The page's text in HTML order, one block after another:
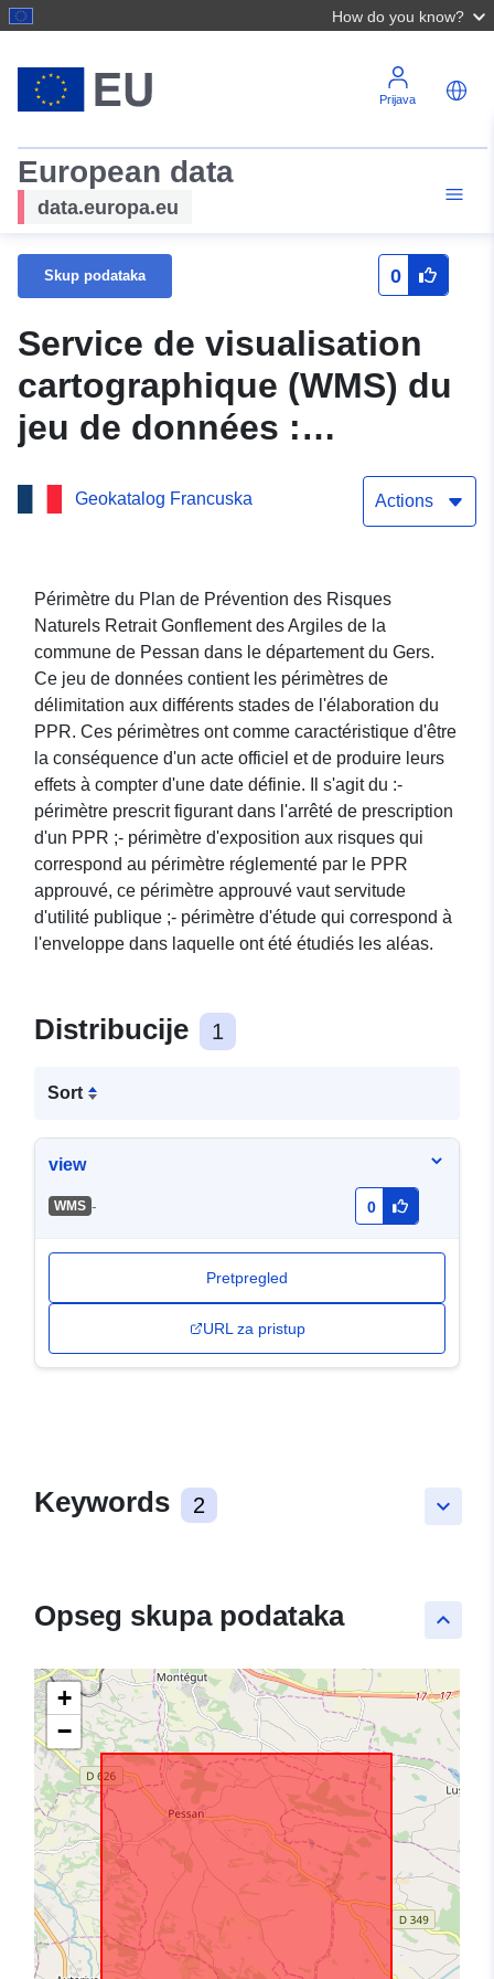
How do you know?
Prijava
European data
data.europa.eu
Skup podataka 0
Service de visualisation
cartographique (WMS) du
jeu de données :
Geokatalog Francuska Actions
Périmètre du Plan de Prévention des Risques
Naturels Retrait Gonflement des Argiles de la
commune de Pessan dans le département du Gers.
Ce jeu de données contient les périmètres de
délimitation aux différents stades de l'élaboration du
PPR. Ces périmètres ont comme caractéristique d'être
la conséquence d'un acte officiel et de produire leurs
effets à compter d'une date définie. Il s'agit du :-
périmètre prescrit figurant dans l'arrêté de prescription
d'un PPR ;- périmètre d'exposition aux risques qui
correspond au périmètre réglementé par le PPR
approuvé, ce périmètre approuvé vaut servitude
d'utilité publique ;- périmètre d'étude qui correspond à
l'enveloppe dans laquelle ont été étudiés les aléas.
Distribucije 1
Sort
view
WMS - 0
Pretpregled
URL za pristup
keyboard_arrow_down
Keywords 2
keyboard_arrow_up
Opseg skupa podataka
+
−